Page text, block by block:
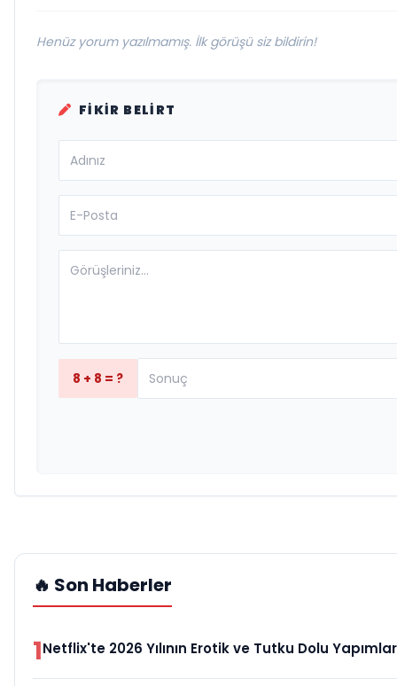
Henüz yorum yazılmamış. İlk görüşü siz bildirin!
FIKIR BELIRT
8 + 8 = ?
🔥 Son Haberler
1Netflix'te 2026 Yılının Erotik ve Tutku Dolu